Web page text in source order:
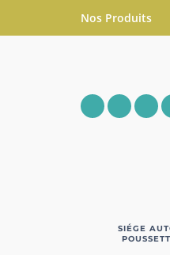
Nos Produits
SIÉGE